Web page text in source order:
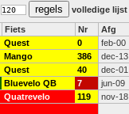
volledige lijst
Fiets Nr Afg
Quest 0 feb-00
Mango 386 dec-13
Quest 40 dec-01
Bluevelo QB 7 jun-09
Quatrevelo 119 nov-18